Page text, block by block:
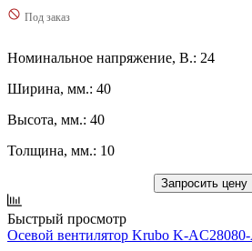
Под заказ
Номинальное напряжение, В.: 24
Ширина, мм.: 40
Высота, мм.: 40
Толщина, мм.: 10
Запросить цену
Быстрый просмотр
Осевой вентилятор Krubo K-